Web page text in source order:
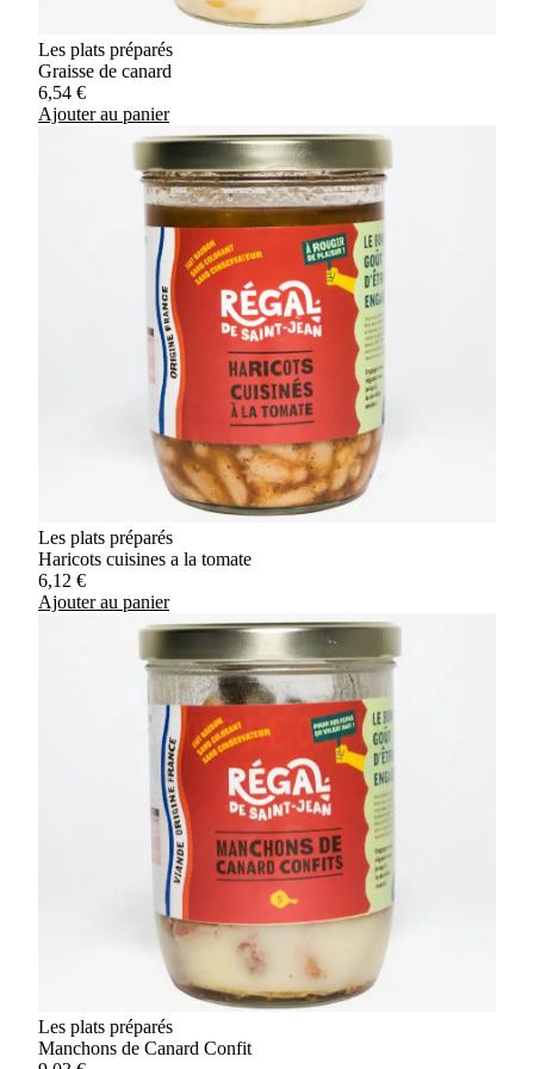
Les plats préparés
Graisse de canard
6,54 €
Ajouter au panier
Les plats préparés
Haricots cuisines a la tomate
6,12 €
Ajouter au panier
Les plats préparés
Manchons de Canard Confit